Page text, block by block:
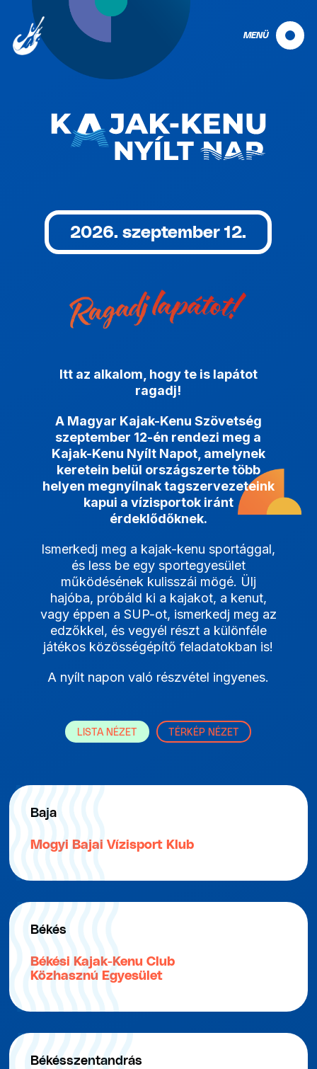
MENÜ
2026. szeptember 12.
Itt az alkalom, hogy te is lapátot
ragadj!
A Magyar Kajak-Kenu Szövetség
szeptember 12-én rendezi meg a
Kajak-Kenu Nyílt Napot, amelynek
keretein belül országszerte több
helyen megnyílnak tagszervezeteink
kapui a vízisportok iránt
érdeklődőknek.
Ismerkedj meg a kajak-kenu sportággal,
és less be egy sportegyesület
működésének kulisszái mögé. Ülj
hajóba, próbáld ki a kajakot, a kenut,
vagy éppen a SUP-ot, ismerkedj meg az
edzőkkel, és vegyél részt a különféle
játékos közösségépítő feladatokban is!
A nyílt napon való részvétel ingyenes.
LISTA NÉZET TÉRKÉP NÉZET
Baja
Mogyi Bajai Vízisport Klub
Békés
Békési Kajak-Kenu Club
Közhasznú Egyesület
Békésszentandrás